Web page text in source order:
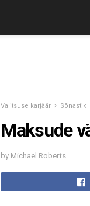
Valitsuse karjäär Sõnastik
Maksude
by Michael Roberts